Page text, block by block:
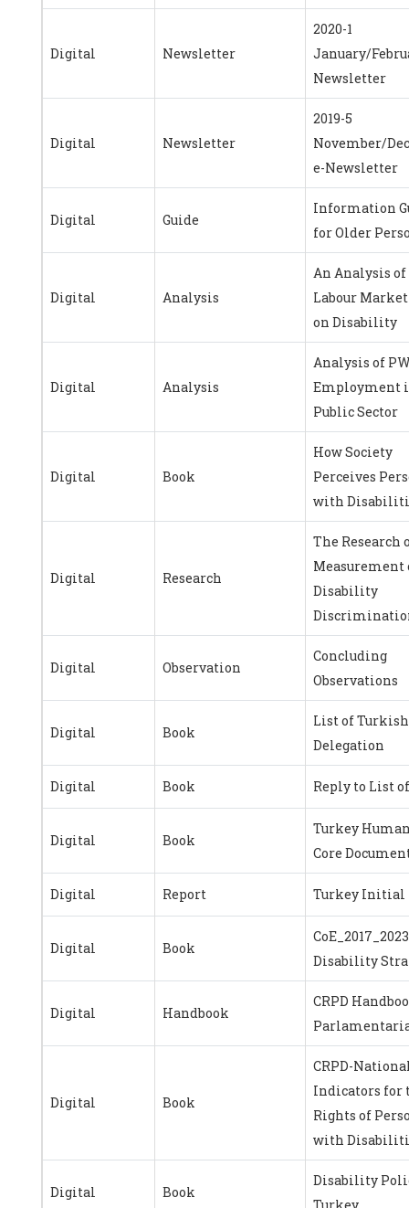
Digital Newsletter
2020-1
January/
Newsletter
Digital Newsletter
2019-5
November/
e-Newsletter
Digital Guide
Information
for Older
Digital Analysis
An Analysis
Labour Market
on Disability
Digital Analysis
Analysis of
Employment
Public Sector
Digital Book
How Society
Perceives
with
Digital Research
The Research
Measurement
Disability
Digital Observation
Concluding
Observations
Digital Book
List of Turkish
Delegation
Digital Book Reply to List
Digital Book
Turkey
Core
Digital Report Turkey Initial
Digital Book
CoE_2017_2023
Disability
Digital Handbook
CRPD
Digital Book
CRPD-
Indicators for
Rights of
with
Digital Book
Disability